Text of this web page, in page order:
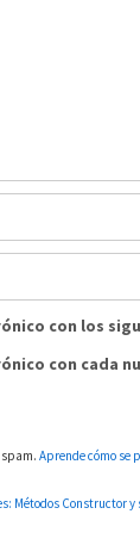
con los
con cada
Aprende cómo se
Métodos Constructor